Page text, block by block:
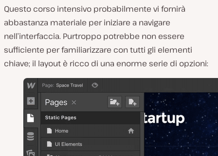
Questo corso intensivo probabilmente vi fornirà
abbastanza materiale per iniziare a navigare
nell’interfaccia. Purtroppo potrebbe non essere
sufficiente per familiarizzare con tutti gli elementi
chiave; il layout è ricco di una enorme serie di opzioni: